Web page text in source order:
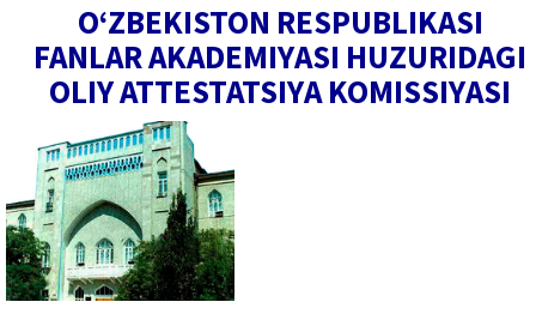
O‘ZBEKISTON RESPUBLIKASI
FANLAR AKADEMIYASI HUZURIDAGI
OLIY ATTESTATSIYA KOMISSIYASI